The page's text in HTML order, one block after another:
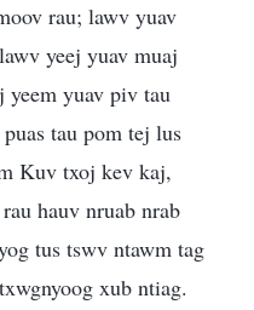
rau; lawv yuav
yeej yuav muaj
yuav piv tau
tau pom tej lus
Kuv txoj kev kaj,
hauv nruab nrab
tus tswv ntawm tag
xub ntiag.